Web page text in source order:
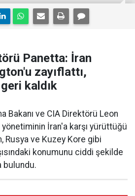
Panetta: İran
zayıflattı,
kaldık
Bakanı ve CIA Direktörü Leon
İran'a karşı yürüttüğü
Rusya ve Kuzey Kore gibi
konumunu ciddi şekilde
bulundu.